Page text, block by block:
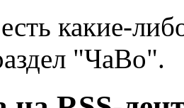
какие-
"ЧаВо".